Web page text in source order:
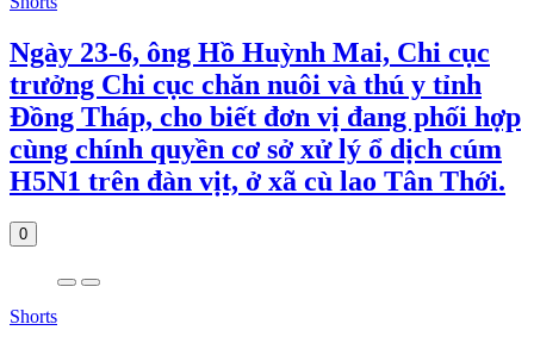
Ngày 23-6, ông Hồ Huỳnh Mai, Chi cục
trưởng Chi cục chăn nuôi và thú y tỉnh
Đồng Tháp, cho biết đơn vị đang phối hợp
cùng chính quyền cơ sở xử lý ổ dịch cúm
H5N1 trên đàn vịt, ở xã cù lao Tân Thới.
0
Shorts